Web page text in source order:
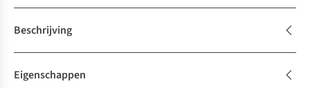
Beschrijving
Eigenschappen